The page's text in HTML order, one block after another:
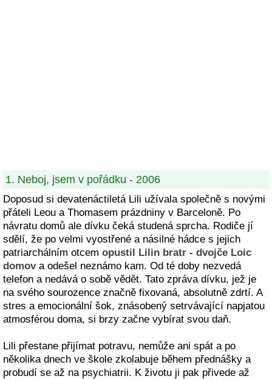
1. Neboj, jsem v pořádku - 2006
Doposud si devatenáctiletá Lili užívala společně s novými
přáteli Leou a Thomasem prázdniny v Barceloně. Po
návratu domů ale dívku čeká studená sprcha. Rodiče jí
sdělí, že po velmi vyostřené a násilné hádce s jejich
patriarchálním otcem opustil Lilin bratr - dvojče Loic
domova odešel neznámo kam. Od té doby nezvedá
telefon a nedává o sobě vědět. Tato zpráva dívku, jež je
na svého sourozence značně fixovaná, absolutně zdrtí. A
stres a emocionální šok, znásobený setrvávající napjatou
atmosférou doma, si brzy začne vybírat svou daň.
Lili přestane přijímat potravu, nemůže ani spát a po
několika dnech ve škole zkolabuje během přednášky a
probudí se až na psychiatrii. K životu ji pak přivede až